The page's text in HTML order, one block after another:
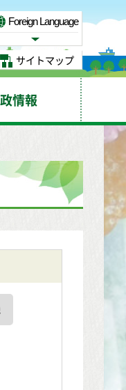
Foreign Language
Language
サイトマップ
情報